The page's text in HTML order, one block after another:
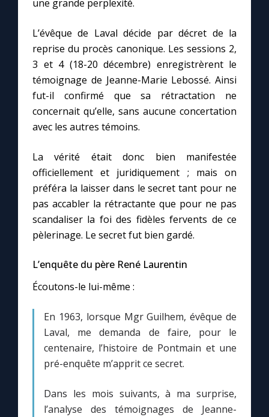
À la une
1000 Raisons de Croire
Chapelet pour le monde
Contact
Faire un don
Marie de Nazareth
une grande perplexité.
L’évêque de Laval décide par décret de la
reprise du procès canonique. Les sessions 2,
3 et 4 (18-20 décembre) enregistrèrent le
témoignage de Jeanne-Marie Lebossé. Ainsi
fut-il confirmé que sa rétractation ne
concernait qu’elle, sans aucune concertation
avec les autres témoins.
La vérité était donc bien manifestée
officiellement et juridiquement ; mais on
préféra la laisser dans le secret tant pour ne
pas accabler la rétractante que pour ne pas
scandaliser la foi des fidèles fervents de ce
pèlerinage. Le secret fut bien gardé.
L’enquête du père René Laurentin
Écoutons-le lui-même :
En 1963, lorsque Mgr Guilhem, évêque de
Laval, me demanda de faire, pour le
centenaire, l’histoire de Pontmain et une
pré-enquête m’apprit ce secret.
Dans les mois suivants, à ma surprise,
l’analyse des témoignages de Jeanne-